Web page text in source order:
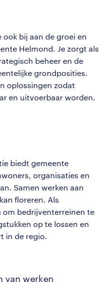
bij aan de groei en
Helmond. Je zorgt als
beheer en de
grondposities.
oplossingen zodat
en uitvoerbaar worden.
biedt gemeente
organisaties en
Samen werken aan
floreren. Als
om bedrijventerreinen te
op te lossen en
in de regio.
van werken